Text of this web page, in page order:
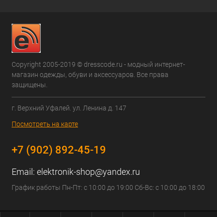
Copyright 2005-2019 © dresscode.ru - модный интернет-
магазин одежды, обуви и аксессуаров. Все права
защищены.
г. Верхний Уфалей. ул. Ленина д. 147
Посмотреть на карте
+7 (902) 892-45-19
Email: elektronik-shop@yandex.ru
График работы Пн-Пт: с 10:00 до 19:00 Сб-Вс: с 10:00 до 18:00